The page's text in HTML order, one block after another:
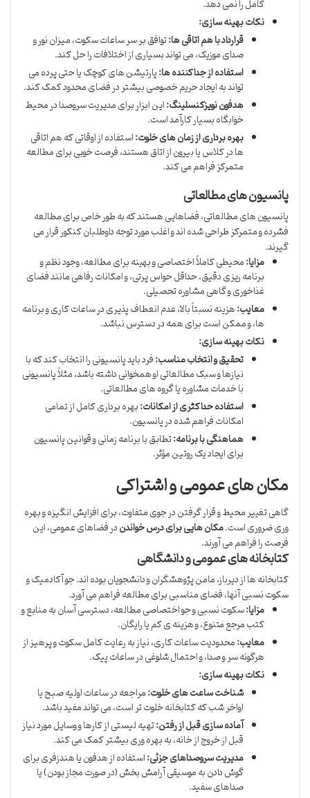
کامل را نمی دهد.
نکات بهینه سازی:
قرارداد با هم اتاقی ها:توافق بر سر ساعات سکوت، میزان نور و
صدای موزیک، می تواند بسیاری از اختلافات را حل کند.
استفاده از جداکننده ها:پارتیشن های کوچک یا حتی پرده می
تواند به ایجاد حریم خصوصی بیشتر در فضای محدود کمک کند.
هدفون نویزکنسلینگ:این ابزار برای مدیریت سروصدا در محیط
خوابگاه بسیار کارآمد است.
بهره برداری از زمان های خلوت:استفاده از اوقاتی که هم اتاقی
ها در کلاس یا بیرون از اتاق هستند، فرصت خوبی برای مطالعه
متمرکز فراهم می کند.
پانسیون های مطالعاتی
پانسیون های مطالعاتی، فضاهایی هستند که به طور خاص برای مطالعه
فشرده و متمرکز طراحی شده اند و اغلب مورد توجه داوطلبان کنکور قرار می
گیرند.
مزایا:محیطی کاملاً اختصاصی و بهینه برای مطالعه، وجود نظم و
برنامه ریزی دقیق، حداقل حواس پرتی، و امکانات رفاهی مانند فضای
غذاخوری و گاهی مشاوره تحصیلی.
معایب:هزینه نسبتاً بالا، عدم انعطاف پذیری در ساعات کاری و برنامه
ها، و ممکن است برای همه در دسترس نباشد.
نکات بهینه سازی:
تحقیق و انتخاب مناسب:فرد باید پانسیونی را انتخاب کند که با
نیازها و سبک مطالعاتی او همخوانی داشته باشد، مثلاً پانسیونی
با خدمات مشاوره یا گروه های مطالعاتی.
استفاده حداکثری از امکانات:بهره برداری کامل از تمامی
امکانات فراهم شده در پانسیون.
هماهنگی با برنامه:تطابق با برنامه زمانی و قوانین پانسیون
برای ایجاد یک روتین مؤثر.
مکان های عمومی و اشتراکی
گاهی تغییر محیط و قرار گرفتن در جوی متفاوت، برای افزایش انگیزه و بهره
وری ضروری است.مکان هایی برای درس خواندندر فضاهای عمومی، این
فرصت را فراهم می آورند.
کتابخانه های عمومی و دانشگاهی
کتابخانه ها از دیرباز، مامن پژوهشگران و دانشجویان بوده اند. جو آکادمیک و
سکوت نسبی آنها، فضای مناسبی برای مطالعه فراهم می آورد.
مزایا:سکوت نسبی و جو اختصاصی مطالعه، دسترسی آسان به منابع و
کتب مرجع متنوع، و هزینه ی کم یا رایگان.
معایب:محدودیت ساعات کاری، نیاز به رعایت کامل سکوت و پرهیز از
هرگونه سر و صدا، و احتمال شلوغی در ساعات پیک.
نکات بهینه سازی:
شناخت ساعت های خلوت:مراجعه در ساعات اولیه صبح یا
اواخر شب که کتابخانه خلوت تر است، می تواند مفید باشد.
آماده سازی قبل از رفتن:تهیه لیستی از کارها و وسایل مورد نیاز
قبل از خروج از خانه، به بهره وری بیشتر کمک می کند.
مدیریت سروصداهای جزئی:استفاده از هدفون یا هندزفری برای
گوش دادن به موسیقی آرامش بخش (در صورت مجاز بودن) یا
صداهای سفید.